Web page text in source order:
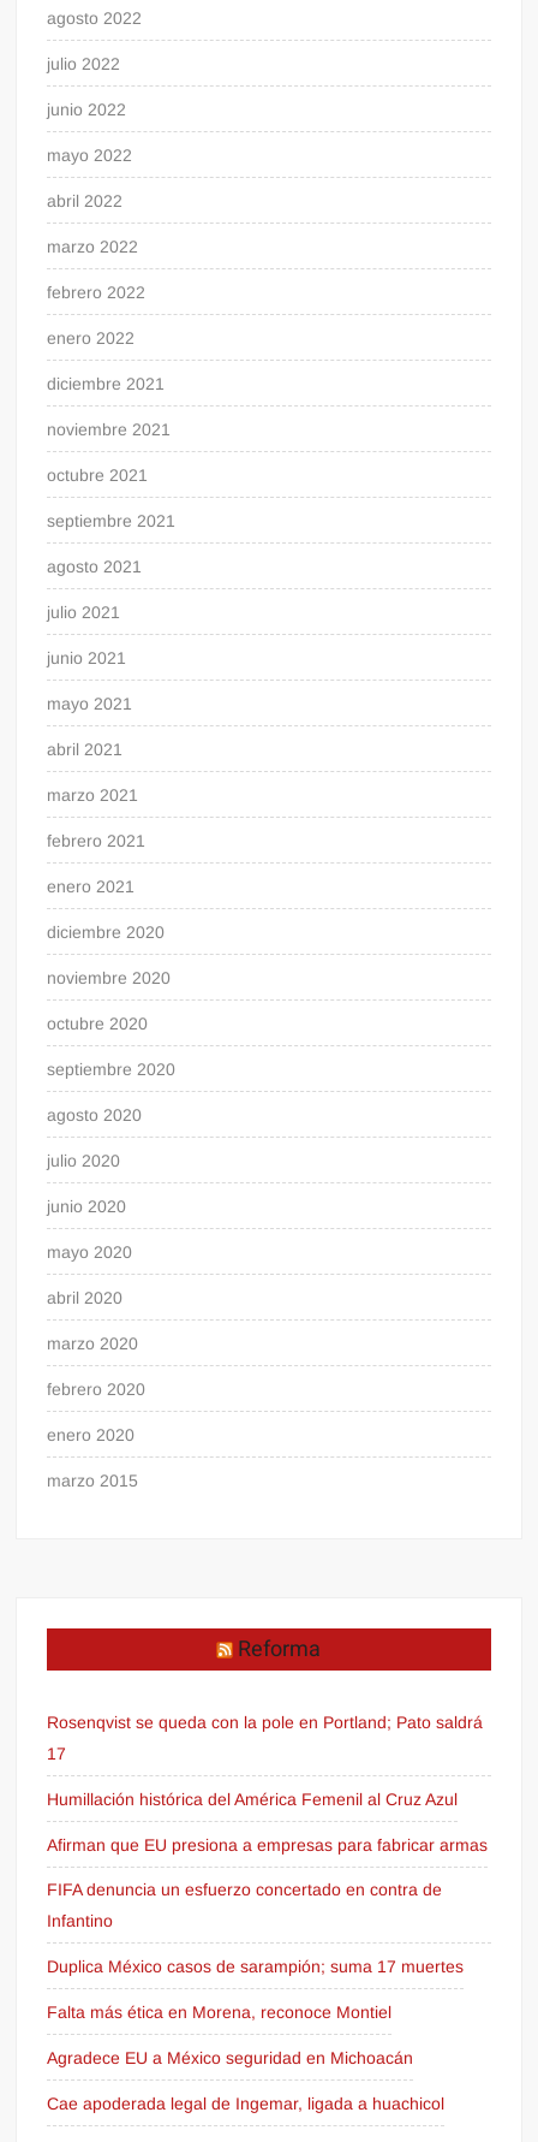
agosto 2022
julio 2022
junio 2022
mayo 2022
abril 2022
marzo 2022
febrero 2022
enero 2022
diciembre 2021
noviembre 2021
octubre 2021
septiembre 2021
agosto 2021
julio 2021
junio 2021
mayo 2021
abril 2021
marzo 2021
febrero 2021
enero 2021
diciembre 2020
noviembre 2020
octubre 2020
septiembre 2020
agosto 2020
julio 2020
junio 2020
mayo 2020
abril 2020
marzo 2020
febrero 2020
enero 2020
marzo 2015
Reforma
Rosenqvist se queda con la pole en Portland; Pato saldrá
17
Humillación histórica del América Femenil al Cruz Azul
Afirman que EU presiona a empresas para fabricar armas
FIFA denuncia un esfuerzo concertado en contra de
Infantino
Duplica México casos de sarampión; suma 17 muertes
Falta más ética en Morena, reconoce Montiel
Agradece EU a México seguridad en Michoacán
Cae apoderada legal de Ingemar, ligada a huachicol